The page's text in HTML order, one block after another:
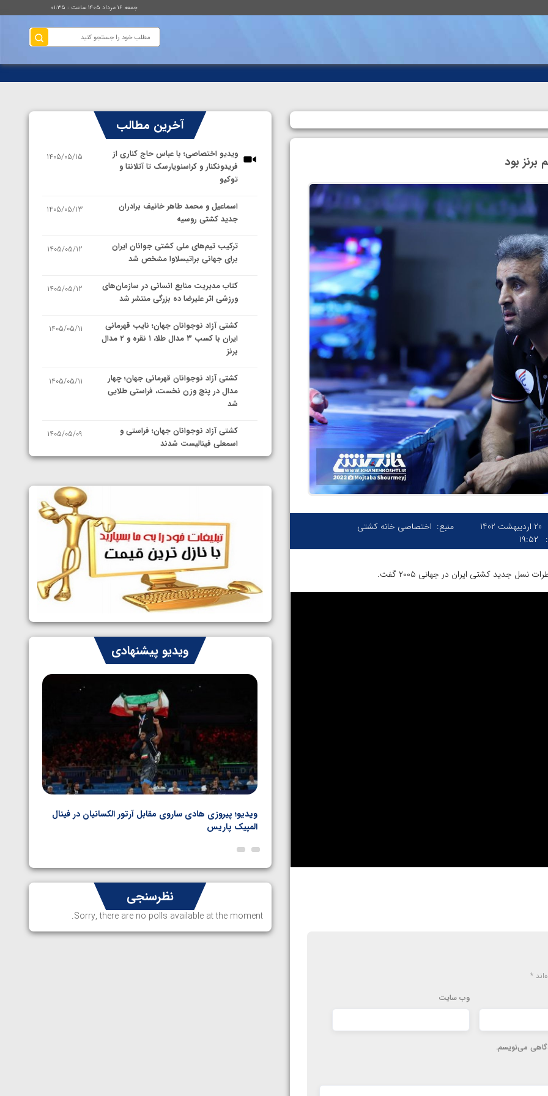
جمعه ۱۶ مرداد ۱۴۰۵ ساعت : ۰۱:۳۵
20 اردیبهشت 1402
۱۹:۵۲
منبع: اختصاصی خانه کشتی
جدید کشتی ایران در جهانی ۲۰۰۵ گفت.
*
وب‌ سایت
می‌نویسم.
آخرین مطالب
ویدیو اختصاصی؛ با عباس حاج کناری از
فریدونکنار و کراسنویارسک تا آتلانتا و
توکیو
1405/05/15
اسماعیل و محمد طاهر خانیف برادران
جدید کشتی روسیه
1405/05/13
ترکیب تیم‌های ملی کشتی جوانان ایران
برای جهانی براتیسلاوا مشخص شد
1405/05/12
کتاب مدیریت منابع انسانی در سازمان‌های
ورزشی اثر علیرضا ده بزرگی منتشر شد
1405/05/12
کشتی آزاد نوجوانان جهان؛ نایب قهرمانی
ایران با کسب ۳ مدال طلا، ۱ نقره و ۲ مدال
برنز
1405/05/11
کشتی آزاد نوجوانان قهرمانی جهان؛ چهار
مدال در پنج وزن نخست، فراستی طلایی
شد
1405/05/11
کشتی آزاد نوجوانان جهان؛ فراستی و
اسمعلی فینالیست شدند
1405/05/09
نمایندگان ایران مشخص شدند
سوم برای ایران
1405/05/07
ایران چشم به راه چهار مدال در پنج وزن
دوم کشتی فرنگی نوجوانان جهان
1405/05/06
ویدیو پیشنهادی
ویدیو؛ پیروزی هادی ساروی مقابل آرتور الکسانیان در فینال
المپیک پاریس
نظرسنجی
Sorry, there are no polls available at the moment.